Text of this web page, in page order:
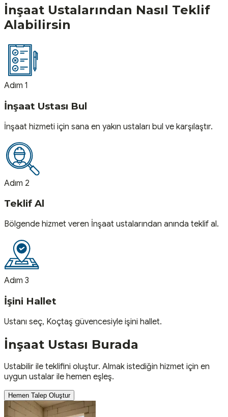
İnşaat Ustalarından Nasıl Teklif
Alabilirsin
Adım 1
İnşaat Ustası Bul
İnşaat hizmeti için sana en yakın ustaları bul ve karşılaştır.
Adım 2
Teklif Al
Bölgende hizmet veren İnşaat ustalarından anında teklif al.
Adım 3
İşini Hallet
Ustanı seç, Koçtaş güvencesiyle işini hallet.
İnşaat Ustası Burada
Ustabilir ile teklifini oluştur. Almak istediğin hizmet için en
uygun ustalar ile hemen eşleş.
Hemen Talep Oluştur